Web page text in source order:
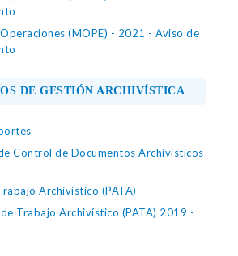
(MOPE) - 2021 - Aviso de
DE GESTIÓN ARCHIVÍSTICA
Control de Documentos Archivísticos
Archivístico (PATA)
Trabajo Archivístico (PATA) 2019 -